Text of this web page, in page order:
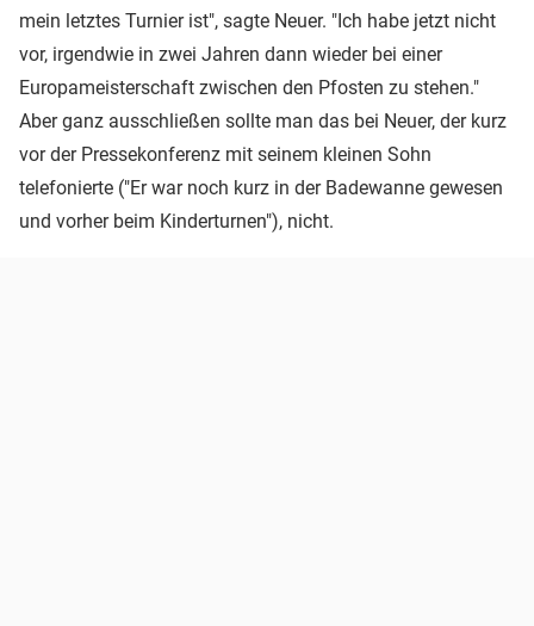
mein letztes Turnier ist", sagte Neuer. "Ich habe jetzt nicht
vor, irgendwie in zwei Jahren dann wieder bei einer
Europameisterschaft zwischen den Pfosten zu stehen."
Aber ganz ausschließen sollte man das bei Neuer, der kurz
vor der Pressekonferenz mit seinem kleinen Sohn
telefonierte ("Er war noch kurz in der Badewanne gewesen
und vorher beim Kinderturnen"), nicht.